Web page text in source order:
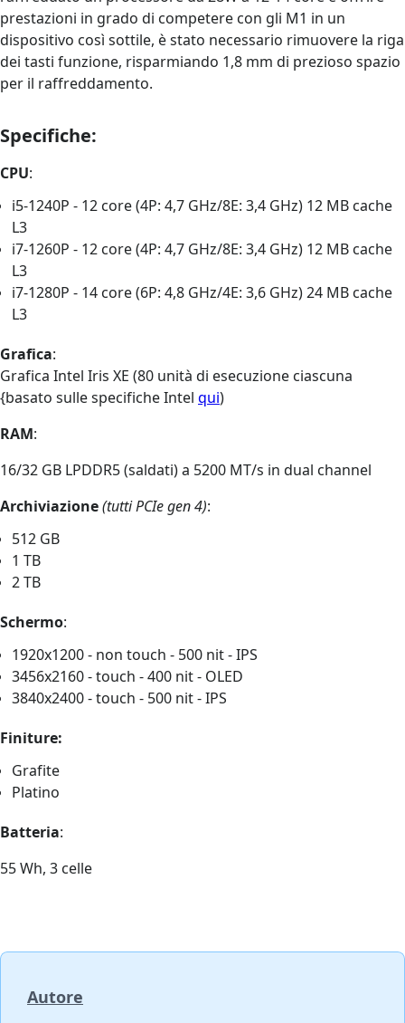
prestazioni in grado di competere con gli M1 in un
dispositivo così sottile, è stato necessario rimuovere la riga
dei tasti funzione, risparmiando 1,8 mm di prezioso spazio
per il raffreddamento.
Specifiche:
CPU:
i5-1240P - 12 core (4P: 4,7 GHz/8E: 3,4 GHz) 12 MB cache
L3
i7-1260P - 12 core (4P: 4,7 GHz/8E: 3,4 GHz) 12 MB cache
L3
i7-1280P - 14 core (6P: 4,8 GHz/4E: 3,6 GHz) 24 MB cache
L3
Grafica:
Grafica Intel Iris XE (80 unità di esecuzione ciascuna
{basato sulle specifiche Intel qui)
RAM:
16/32 GB LPDDR5 (saldati) a 5200 MT/s in dual channel
Archiviazione(tutti PCIe gen 4):
512 GB
1 TB
2 TB
Schermo:
1920x1200 - non touch - 500 nit - IPS
3456x2160 - touch - 400 nit - OLED
3840x2400 - touch - 500 nit - IPS
Finiture:
Grafite
Platino
Batteria:
55 Wh, 3 celle
Autore